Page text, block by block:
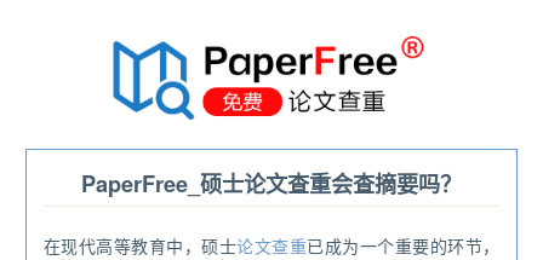
PaperFree_硕士论文查重会查摘要吗？
在现代高等教育中，硕士论文查重已成为一个重要的环节，